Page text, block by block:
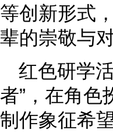
等创新形式
辈的崇敬与
红色研学
者”，在角色
制作象征希